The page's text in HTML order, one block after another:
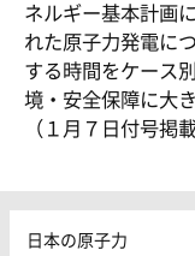
ネルギー基本計画
れた原子力発電に
する時間をケース
境・安全保障に大
（１月７日付号掲載
日本の原子力